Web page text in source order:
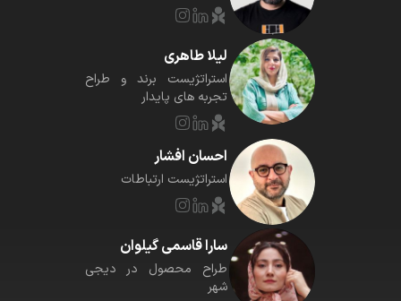
ليلا طاهرى
استراتژيست برند و طراح
تجربه هاى پايدار
احسان افشار
استراتژیست ارتباطات
سارا قاسمی گیلوان
طراح محصول در دیجی
شهر